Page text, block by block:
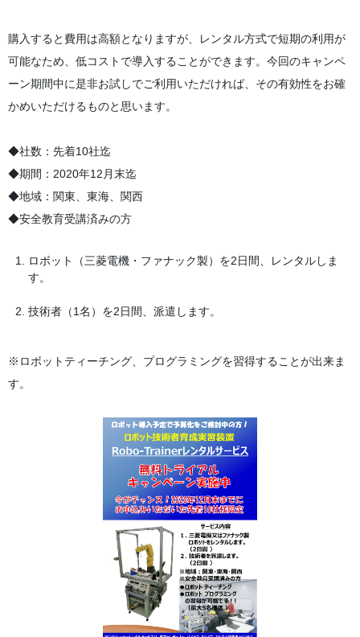
購入すると費用は高額となりますが、レンタル方式で短期の利用が
可能なため、低コストで導入することができます。今回のキャンペ
ーン期間中に是非お試しでご利用いただければ、その有効性をお確
かめいただけるものと思います。
◆社数：先着10社迄
◆期間：2020年12月末迄
◆地域：関東、東海、関西
◆安全教育受講済みの方
ロボット（三菱電機・ファナック製）を2日間、レンタルしま
す。
技術者（1名）を2日間、派遣します。
※ロボットティーチング、プログラミングを習得することが出来ま
す。